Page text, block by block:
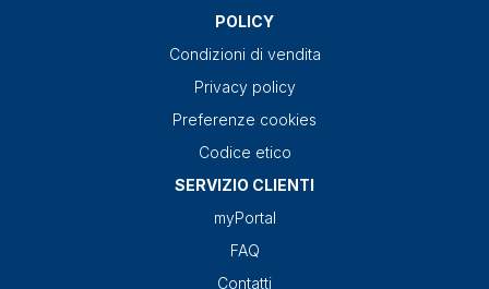
POLICY
Condizioni di vendita
Privacy policy
Preferenze cookies
Codice etico
SERVIZIO CLIENTI
myPortal
FAQ
Contatti